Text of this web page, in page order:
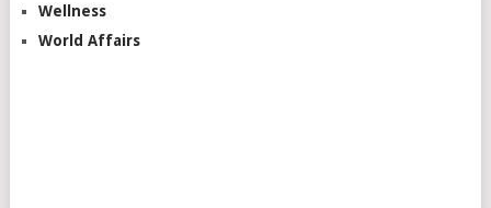
Wellness
World Affairs